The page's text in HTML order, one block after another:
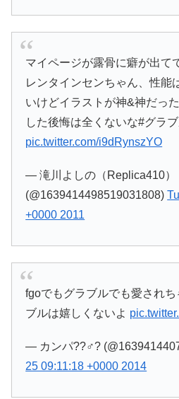
マイページが露骨に癖が出て
レンタインセンちゃん、性能
いけどイラストが神&神だっ
した後悔は全くないな#グラ
pic.twitter.com/i9dRynszYO
— 滝川よしの（Replica410）
(@1639414498519031808)
+0000 2011
fgoでもグラブルでも愛され
ブルは嬉しくないよ
— カンパ??♂?
25 09:11:18 +0000 2014